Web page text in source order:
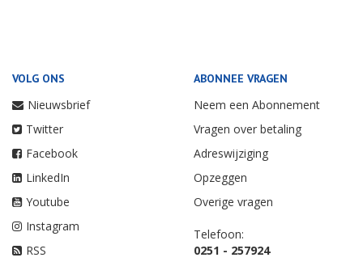
VOLG ONS
Nieuwsbrief
Twitter
Facebook
LinkedIn
Youtube
Instagram
RSS
ABONNEE VRAGEN
Neem een Abonnement
Vragen over betaling
Adreswijziging
Opzeggen
Overige vragen
Telefoon:
0251 - 257924